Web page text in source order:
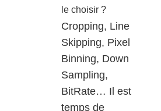
le choisir ?
Cropping, Line
Skipping, Pixel
Binning, Down
Sampling,
BitRate… Il est
temps de